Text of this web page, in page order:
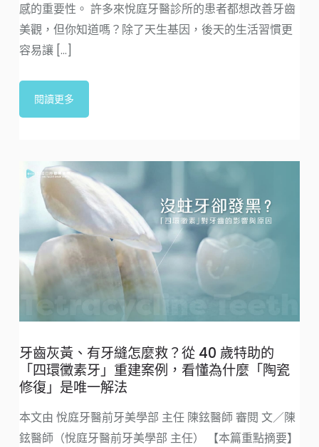
感的重要性。 許多來悅庭牙醫診所的患者都想改善牙齒
美觀，但你知道嗎？除了天生基因，後天的生活習慣更
容易讓 [...]
閱讀更多
牙齒灰黃、有牙縫怎麼救？從 40 歲特助的
「四環黴素牙」重建案例，看懂為什麼「陶瓷
修復」是唯一解法
本文由 悅庭牙醫前牙美學部 主任 陳鉉醫師 審閱 文／陳
鉉醫師（悅庭牙醫前牙美學部 主任） 【本篇重點摘要】